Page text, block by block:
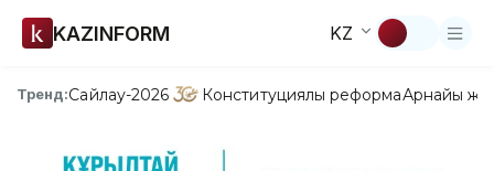
KAZINFORM KZ
Тренд:Сайлау-2026 Конституциялық реформаАрнайы